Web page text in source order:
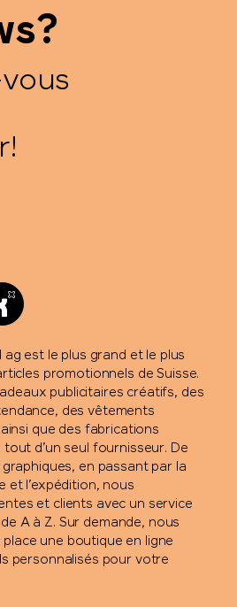
est le plus grand et le plus
promotionnels de Suisse.
publicitaires créatifs, des
des vêtements
que des fabrications
d’un seul fournisseur. De
graphiques, en passant par la
et l’expédition, nous
et clients avec un service
A à Z. Sur demande, nous
une boutique en ligne
personnalisés pour votre